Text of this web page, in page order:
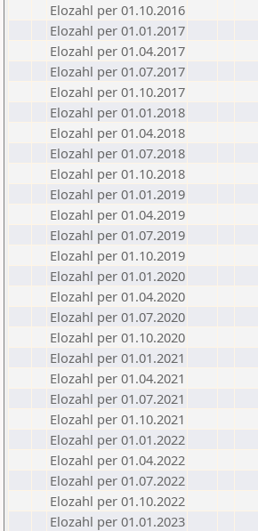
Elozahl per 01.10.2016
Elozahl per 01.01.2017
Elozahl per 01.04.2017
Elozahl per 01.07.2017
Elozahl per 01.10.2017
Elozahl per 01.01.2018
Elozahl per 01.04.2018
Elozahl per 01.07.2018
Elozahl per 01.10.2018
Elozahl per 01.01.2019
Elozahl per 01.04.2019
Elozahl per 01.07.2019
Elozahl per 01.10.2019
Elozahl per 01.01.2020
Elozahl per 01.04.2020
Elozahl per 01.07.2020
Elozahl per 01.10.2020
Elozahl per 01.01.2021
Elozahl per 01.04.2021
Elozahl per 01.07.2021
Elozahl per 01.10.2021
Elozahl per 01.01.2022
Elozahl per 01.04.2022
Elozahl per 01.07.2022
Elozahl per 01.10.2022
Elozahl per 01.01.2023